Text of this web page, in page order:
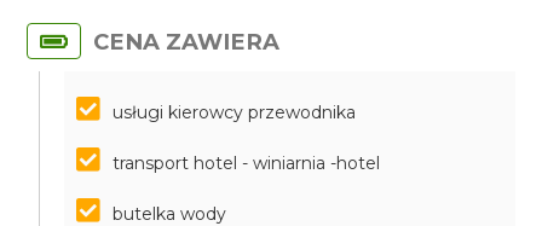
CENA ZAWIERA
usługi kierowcy przewodnika
transport hotel - winiarnia -hotel
butelka wody